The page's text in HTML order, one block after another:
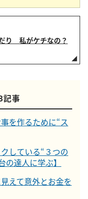
り 私がケチなの？
記事
を作るために“ス
している“３つの
達人に学ぶ】
えて意外とお金を